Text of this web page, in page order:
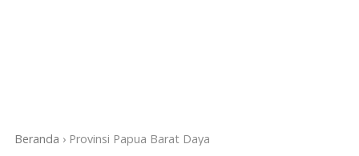
Beranda › Provinsi Papua Barat Daya